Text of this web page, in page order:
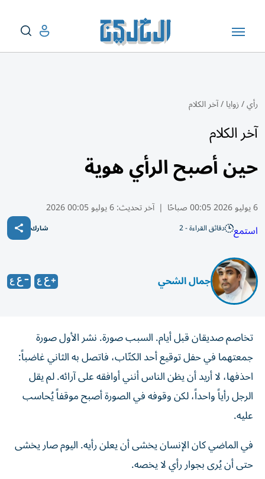
رأي/زوايا/آخر الكلام
آخر الكلام
حين أصبح الرأي هوية
6 يوليو 2026 00:05 صباحًا | آخر تحديث:6 يوليو 00:05 2026
استمع دقائق القراءة - 2 شارك
جمال الشحي
تخاصم صديقان قبل أيام. السبب صورة. نشر الأول صورة
جمعتهما في حفل توقيع أحد الكتّاب، فاتصل به الثاني غاضباً:
احذفها، لا أريد أن يظن الناس أنني أوافقه على آرائه. لم يقل
الرجل رأياً واحداً، لكن وقوفه في الصورة أصبح موقفاً يُحاسب
عليه.
في الماضي كان الإنسان يخشى أن يعلن رأيه. اليوم صار يخشى
حتى أن يُرى بجوار رأي لا يخصه.